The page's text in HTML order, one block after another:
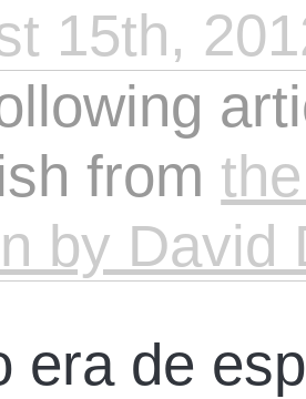
15th,
from
by David
era de